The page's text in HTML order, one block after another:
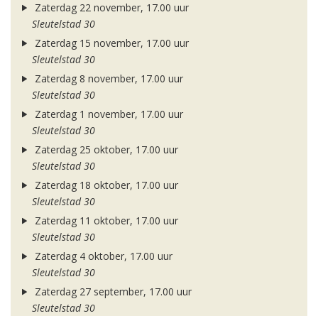
Zaterdag 22 november, 17.00 uur
Sleutelstad 30
Zaterdag 15 november, 17.00 uur
Sleutelstad 30
Zaterdag 8 november, 17.00 uur
Sleutelstad 30
Zaterdag 1 november, 17.00 uur
Sleutelstad 30
Zaterdag 25 oktober, 17.00 uur
Sleutelstad 30
Zaterdag 18 oktober, 17.00 uur
Sleutelstad 30
Zaterdag 11 oktober, 17.00 uur
Sleutelstad 30
Zaterdag 4 oktober, 17.00 uur
Sleutelstad 30
Zaterdag 27 september, 17.00 uur
Sleutelstad 30